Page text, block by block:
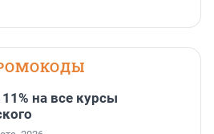
на все курсы